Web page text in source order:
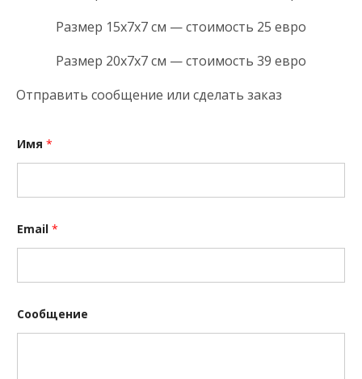
Размер 15x7x7 см — стоимость 25 евро
Размер 20x7x7 см — стоимость 39 евро
Отправить сообщение или сделать заказ
о
о
е
и
a
l
м
Имя *
Email *
Сообщение